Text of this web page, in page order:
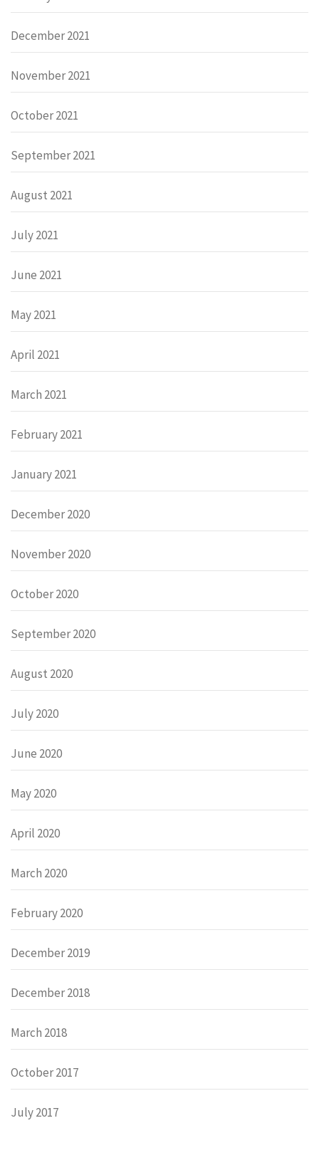
December 2021
November 2021
October 2021
September 2021
August 2021
July 2021
June 2021
May 2021
April 2021
March 2021
February 2021
January 2021
December 2020
November 2020
October 2020
September 2020
August 2020
July 2020
June 2020
May 2020
April 2020
March 2020
February 2020
December 2019
December 2018
March 2018
October 2017
July 2017